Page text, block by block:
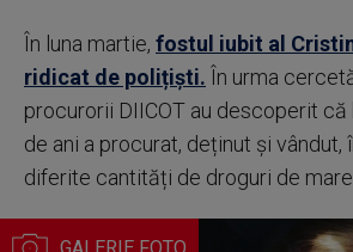
În luna martie, fostul iubit al
ridicat de polițiști. În urma
procurorii DIICOT au descoperit
de ani a procurat, deținut și vândut,
diferite cantități de droguri de mare